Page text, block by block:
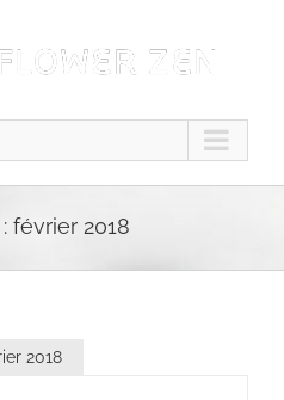
février 2018
2018